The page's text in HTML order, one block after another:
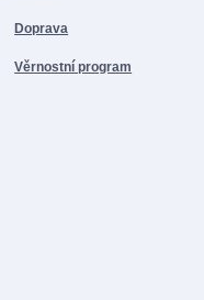
Doprava
Věrnostní program